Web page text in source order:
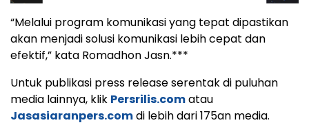
“Melalui program komunikasi yang tepat dipastikan
akan menjadi solusi komunikasi lebih cepat dan
efektif,” kata Romadhon Jasn.***
Untuk publikasi press release serentak di puluhan
media lainnya, klik Persrilis.comatau
Jasasiaranpers.comdi lebih dari 175an media.